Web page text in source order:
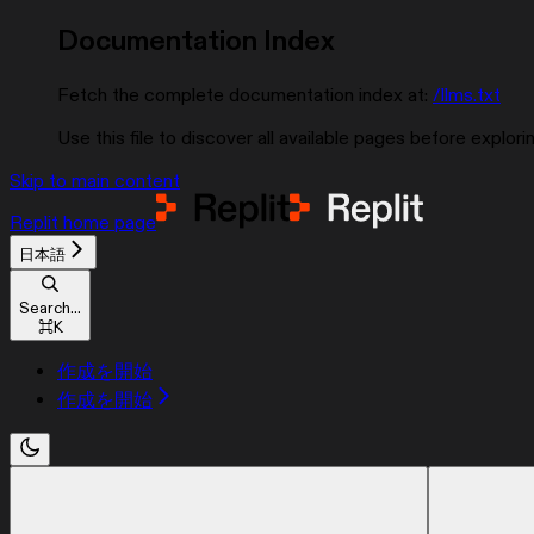
Documentation Index
Fetch the complete documentation index at: /llms.txt
Use this file to discover all available pages before
Skip to main content
Replit home page
日本語
Search...
⌘K
作成を開始
作成を開始